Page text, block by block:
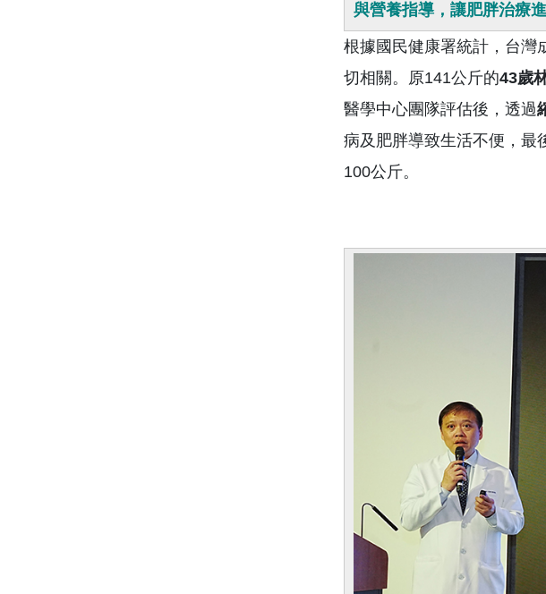
與營養指導，讓肥胖治療
根據國民健康署統計，台灣
切相關。原141公斤的43歲
醫學中心團隊評估後，透過
病及肥胖導致生活不便，最
100公斤。